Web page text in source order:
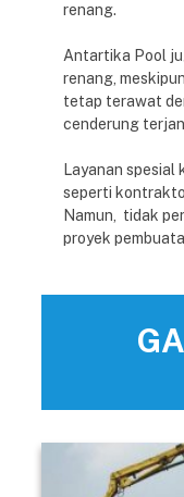
renang.
Antartika Pool
renang,
tetap terawat
cenderung
Layanan spesial
seperti
Namun, tidak
proyek